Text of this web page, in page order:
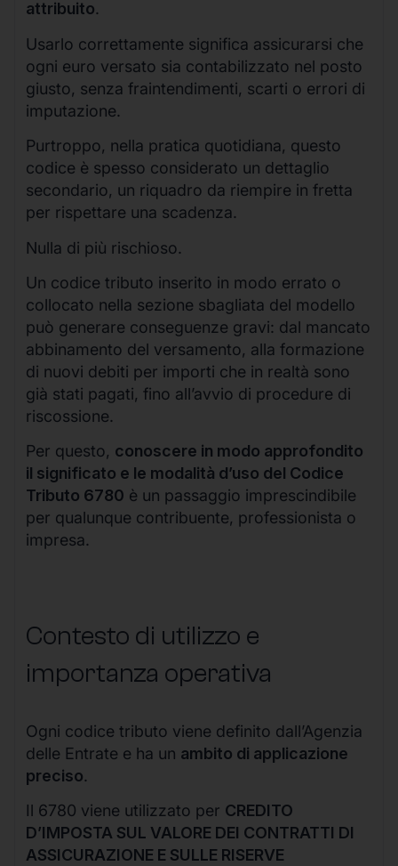
attribuito.
Usarlo correttamente significa assicurarsi che
ogni euro versato sia contabilizzato nel posto
giusto, senza fraintendimenti, scarti o errori di
imputazione.
Purtroppo, nella pratica quotidiana, questo
codice è spesso considerato un dettaglio
secondario, un riquadro da riempire in fretta
per rispettare una scadenza.
Nulla di più rischioso.
Un codice tributo inserito in modo errato o
collocato nella sezione sbagliata del modello
può generare conseguenze gravi: dal mancato
abbinamento del versamento, alla formazione
di nuovi debiti per importi che in realtà sono
già stati pagati, fino all’avvio di procedure di
riscossione.
Per questo, conoscere in modo approfondito
il significato e le modalità d’uso del Codice
Tributo 6780 è un passaggio imprescindibile
per qualunque contribuente, professionista o
impresa.
Contesto di utilizzo e
importanza operativa
Ogni codice tributo viene definito dall’Agenzia
delle Entrate e ha un ambito di applicazione
preciso.
Il 6780 viene utilizzato per CREDITO
D’IMPOSTA SUL VALORE DEI CONTRATTI DI
ASSICURAZIONE E SULLE RISERVE